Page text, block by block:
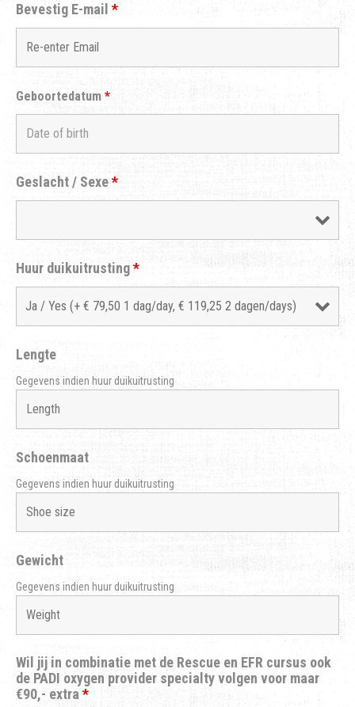
Bevestig E-mail *
Geboortedatum*
Geslacht / Sexe*
Huur duikuitrusting*
Lengte
Gegevens indien huur duikuitrusting
Schoenmaat
Gegevens indien huur duikuitrusting
Gewicht
Gegevens indien huur duikuitrusting
Wil jij in combinatie met de Rescue en EFR cursus ook
de PADI oxygen provider specialty volgen voor maar
€90,- extra*